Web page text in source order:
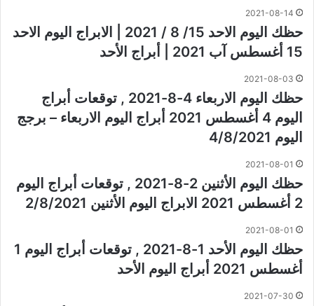
2021-08-14
حظك اليوم الاحد 15/ 8 / 2021 | الابراج اليوم الاحد
15 أغسطس آب 2021 | أبراج الأحد
2021-08-03
حظك اليوم الاربعاء 4-8-2021 , توقعات أبراج
اليوم 4 أغسطس 2021 أبراج اليوم الاربعاء – برجج
اليوم 4/8/2021
2021-08-01
حظك اليوم الأثنين 2-8-2021 , توقعات أبراج اليوم
2 أغسطس 2021 الابراج اليوم الأثنين 2/8/2021
2021-08-01
حظك اليوم الأحد 1-8-2021 , توقعات أبراج اليوم 1
أغسطس 2021 أبراج اليوم الأحد
2021-07-30